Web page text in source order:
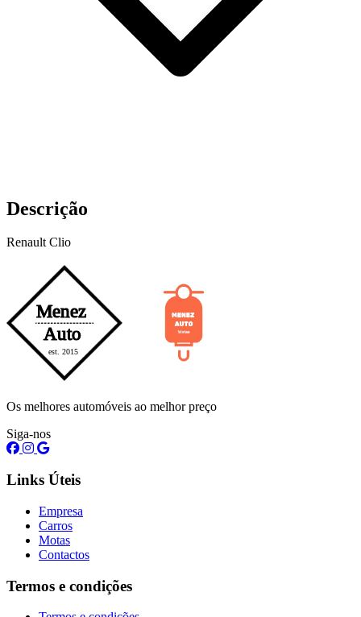
Descrição
Renault Clio
Os melhores automóveis ao melhor preço
Siga-nos
Links Úteis
Empresa
Carros
Motas
Contactos
Termos e condições